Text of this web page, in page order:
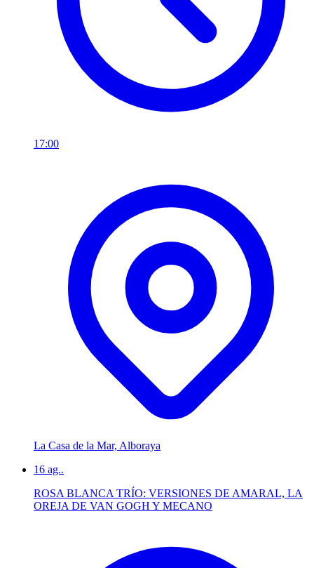
17:00
La Casa de la Mar, Alboraya
16 ag..
ROSA BLANCA TRÍO: VERSIONES DE AMARAL, LA
OREJA DE VAN GOGH Y MECANO